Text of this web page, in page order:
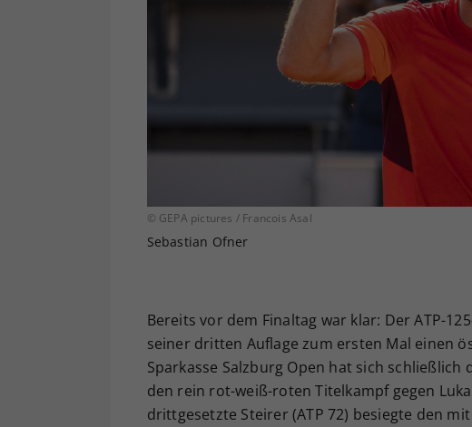
© GEPA pictures / Francois Asal
Sebastian Ofner
Bereits vor dem Finaltag war klar: Der ATP-
seiner dritten Auflage zum ersten Mal einen
Sparkasse Salzburg Open hat sich
den rein rot-weiß-roten Titelkampf gegen
drittgesetzte Steirer (ATP 72) besiegte den